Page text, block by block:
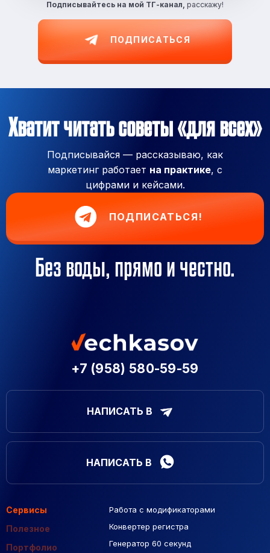
Подписывайтесь на мой ТГ-канал, расскажу!
ПОДПИСАТЬСЯ
Хватит читать советы «для всех»
Подписывайся — рассказываю, как
маркетинг работает на практике, с
цифрами и кейсами.
ПОДПИСАТЬСЯ!
Без воды, прямо и честно.
+7 (958) 580-59-59
НАПИСАТЬ В
НАПИСАТЬ В
Сервисы
Полезное
Портфолио
Работа с модификаторами
Конвертер регистра
Генератор 60 секунд
Подборка сайтов
Макеты Figma
База Яндекс Карты
Созданные сайты
Контекстная реклама